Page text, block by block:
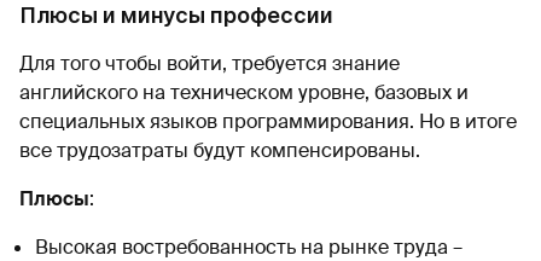
Плюсы и минусы профессии
Для того чтобы войти, требуется знание
английского на техническом уровне, базовых и
специальных языков программирования. Но в итоге
все трудозатраты будут компенсированы.
Плюсы:
Высокая востребованность на рынке труда –